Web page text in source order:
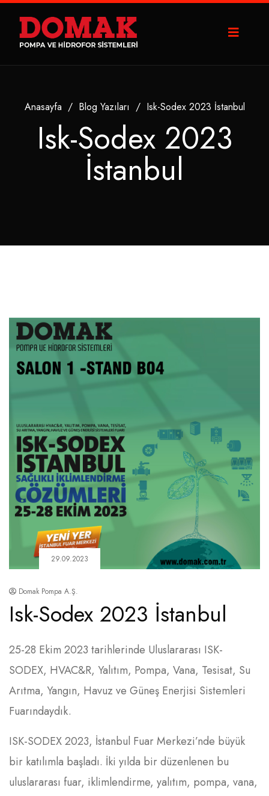
Anasayfa / Blog Yazıları / Isk-Sodex 2023 İstanbul
Isk-Sodex 2023
İstanbul
29.09.2023
Domak Pompa A.Ş.
Isk-Sodex 2023 İstanbul
25-28 Ekim 2023 tarihlerinde Uluslararası ISK-
SODEX, HVAC&R, Yalıtım, Pompa, Vana, Tesisat, Su
Arıtma, Yangın, Havuz ve Güneş Enerjisi Sistemleri
Fuarındaydık.
ISK-SODEX 2023, İstanbul Fuar Merkezi’nde büyük
bir katılımla başladı. İki yılda bir düzenlenen bu
uluslararası fuar, iklimlendirme, yalıtım, pompa, vana,